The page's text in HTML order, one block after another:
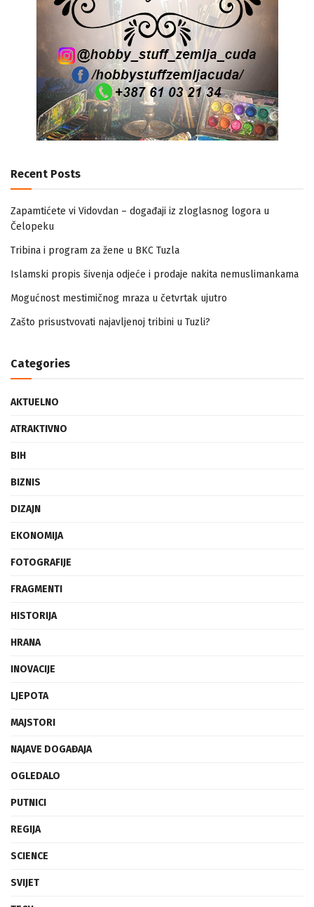
Recent Posts
Zapamtićete vi Vidovdan – događaji iz zloglasnog logora u
Čelopeku
Tribina i program za žene u BKC Tuzla
Islamski propis šivenja odjeće i prodaje nakita nemuslimankama
Mogućnost mestimičnog mraza u četvrtak ujutro
Zašto prisustvovati najavljenoj tribini u Tuzli?
Categories
AKTUELNO
ATRAKTIVNO
BIH
BIZNIS
DIZAJN
EKONOMIJA
FOTOGRAFIJE
FRAGMENTI
HISTORIJA
HRANA
INOVACIJE
LJEPOTA
MAJSTORI
NAJAVE DOGAĐAJA
OGLEDALO
PUTNICI
REGIJA
SCIENCE
SVIJET